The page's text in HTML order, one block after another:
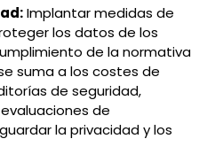
Implantar medidas de
los datos de los
de la normativa
suma a los costes de
de seguridad,
de
la privacidad y los